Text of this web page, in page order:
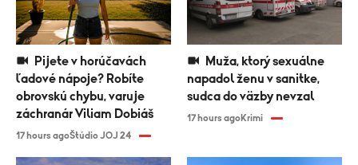
ľadové nápoje? Robíte
obrovskú chybu, varuje
záchranár Viliam Dobiáš
17 hours agoŠtúdio JOJ 24
napadol ženu v sanitke,
sudca do väzby nevzal
17 hours agoKrimi